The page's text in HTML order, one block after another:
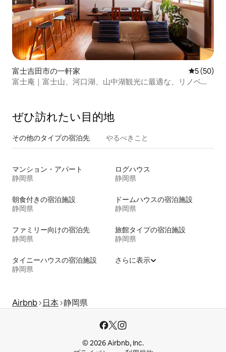
富士吉田市の一軒家 レビュー
5 (50)
富士庵｜富士山、河口湖、山中湖観光に最適な、リノベー
ぜひ訪⁠れ⁠た⁠い目⁠的⁠地
その他のタ⁠イ⁠プ⁠の宿⁠泊⁠先 やるべきこと
マンション・アパート
静岡県
ログハウス
静岡県
朝食付きの宿泊施設
静岡県
ドームハウスの宿泊施設
静岡県
ファミリー向けの宿泊先
静岡県
旅館タイプの宿泊施設
静岡県
タイニーハウスの宿泊施設
静岡県
さらに表示
Airbnb 日本 静岡県
© 2026 Airbnb, Inc.